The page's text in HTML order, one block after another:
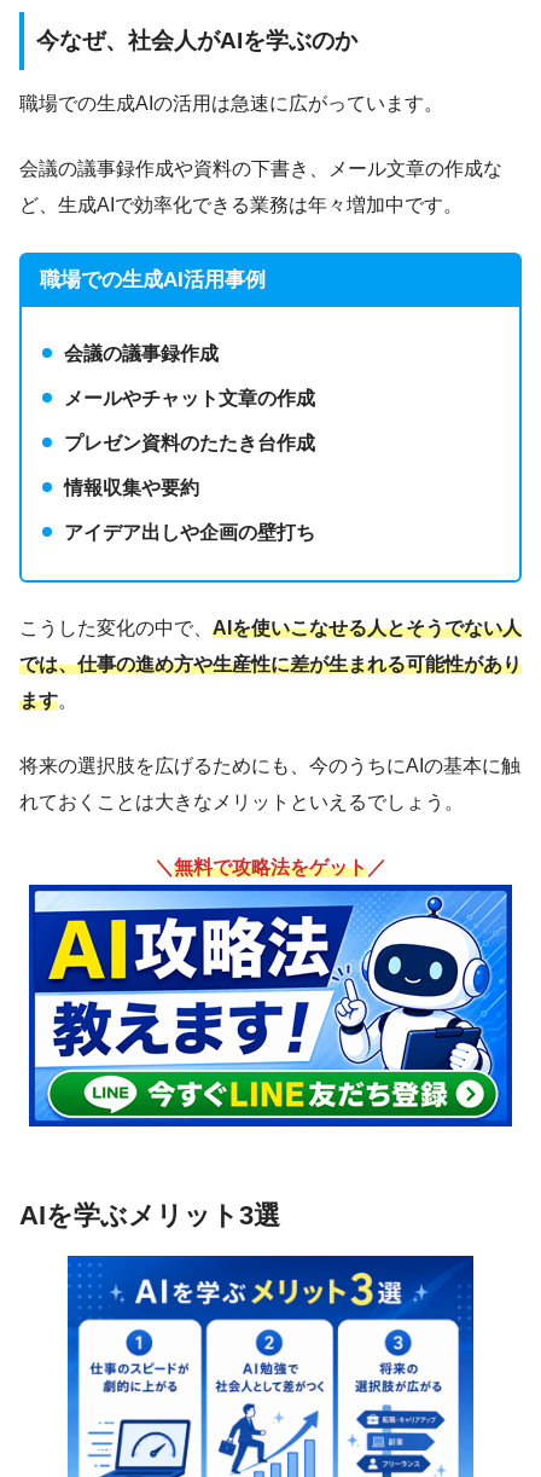
今なぜ、社会人がAIを学ぶのか
職場での生成AIの活用は急速に広がっています。
会議の議事録作成や資料の下書き、メール文章の作成な
ど、生成AIで効率化できる業務は年々増加中です。
職場での生成AI活用事例
会議の議事録作成
メールやチャット文章の作成
プレゼン資料のたたき台作成
情報収集や要約
アイデア出しや企画の壁打ち
こうした変化の中で、 AIを使いこなせる人とそうでない人
では、仕事の進め方や生産性に差が生まれる可能性があり
ます。
将来の選択肢を広げるためにも、今のうちにAIの基本に触
れておくことは大きなメリットといえるでしょう。
＼ 無料で攻略法をゲット／
AIを学ぶメリット3選